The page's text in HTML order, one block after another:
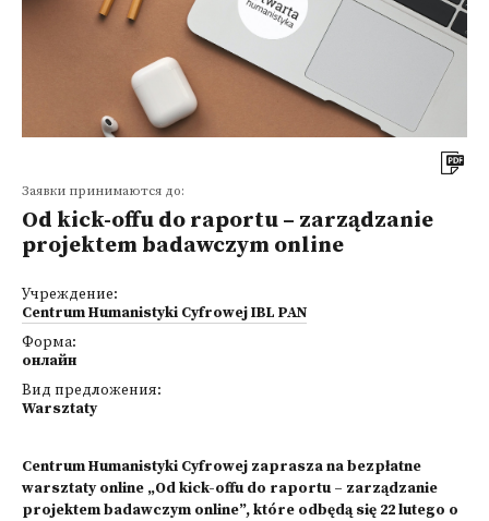
Заявки принимаются до:
Od kick-offu do raportu – zarządzanie
projektem badawczym online
Учреждение:
Centrum Humanistyki Cyfrowej IBL PAN
Форма:
онлайн
Вид предложения:
Warsztaty
Centrum Humanistyki Cyfrowej zaprasza na bezpłatne
warsztaty online „Od kick-offu do raportu – zarządzanie
projektem badawczym online”, które odbędą się 22 lutego o